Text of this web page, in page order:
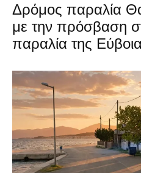
Δρόμος παραλία
με την πρόσβαση
παραλία της